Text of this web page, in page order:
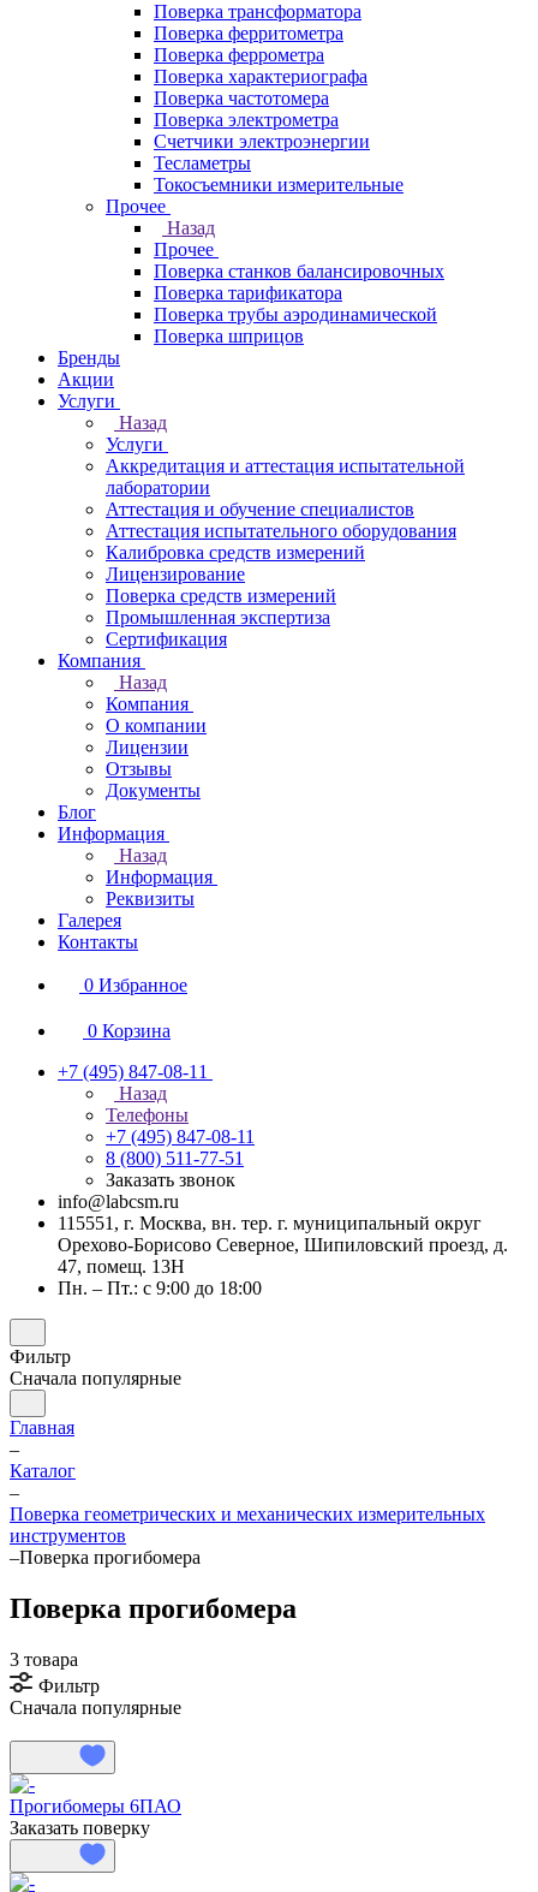
Поверка трансформатора
Поверка ферритометра
Поверка феррометра
Поверка характериографа
Поверка частотомера
Поверка электрометра
Счетчики электроэнергии
Тесламетры
Токосъемники измерительные
Прочее
Назад
Прочее
Поверка станков балансировочных
Поверка тарификатора
Поверка трубы аэродинамической
Поверка шприцов
Бренды
Акции
Услуги
Назад
Услуги
Аккредитация и аттестация испытательной
лаборатории
Аттестация и обучение специалистов
Аттестация испытательного оборудования
Калибровка средств измерений
Лицензирование
Поверка средств измерений
Промышленная экспертиза
Сертификация
Компания
Назад
Компания
О компании
Лицензии
Отзывы
Документы
Блог
Информация
Назад
Информация
Реквизиты
Галерея
Контакты
0 Избранное
0 Корзина
+7 (495) 847-08-11
Назад
Телефоны
+7 (495) 847-08-11
8 (800) 511-77-51
Заказать звонок
info@labcsm.ru
115551, г. Москва, вн. тер. г. муниципальный округ
Орехово-Борисово Северное, Шипиловский проезд, д.
47, помещ. 13Н
Пн. – Пт.: с 9:00 до 18:00
Фильтр
Сначала популярные
Главная
–
Каталог
–
Поверка геометрических и механических измерительных
инструментов
–Поверка прогибомера
Поверка прогибомера
3 товара
Фильтр
Сначала популярные
Прогибомеры 6ПАО
Заказать поверку